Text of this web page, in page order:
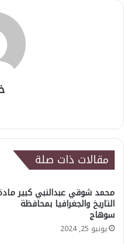
مقالات ذات صلة
محمد شوقي عبدالنبي كبير
التاريخ والجغرافيا بمحافظة
سوهاج
يونيو 25, 2024